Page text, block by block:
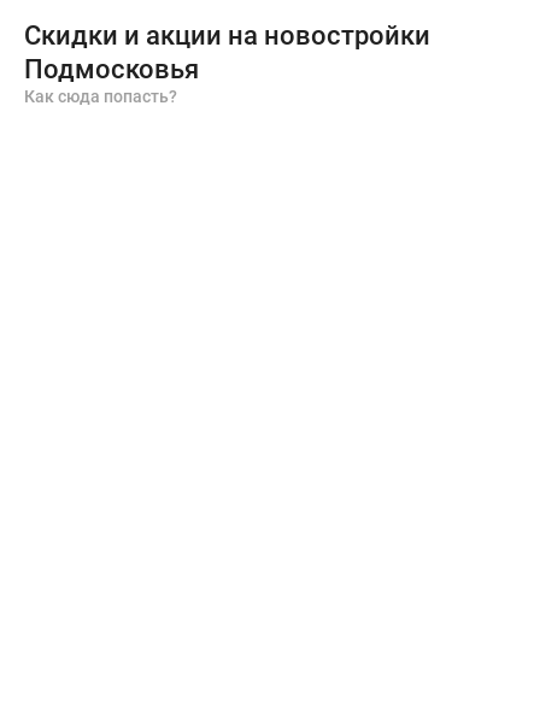
Скидки и акции на новостройки
Подмосковья
Как сюда попасть?